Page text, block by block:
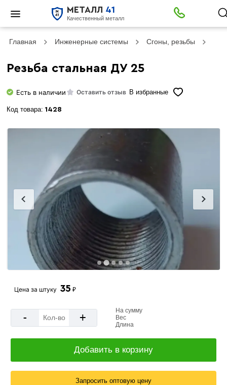
МЕТАЛЛ 41
Качественный металл
Главная Инженерные системы Сгоны, резьбы
Резьба стальная ДУ 25
Есть в наличии Оставить отзыв В избранные
Код товара: 1428
Цена за штуку 35 ₽
- +
На сумму
Вес
Длина
Добавить в корзину
Запросить оптовую цену